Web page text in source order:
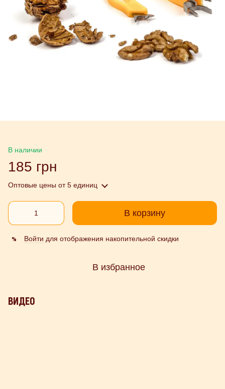
В наличии
185 грн
Оптовые цены от 5 единиц
В корзину
% Войти для отображения накопительной скидки
В избранное
ВИДЕО